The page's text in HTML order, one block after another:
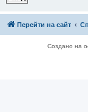
Перейти на сайт
Создано на